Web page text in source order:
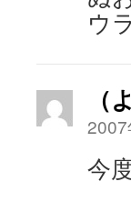
ウ
（
今